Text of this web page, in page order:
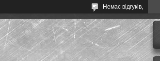
Немає відгуків,